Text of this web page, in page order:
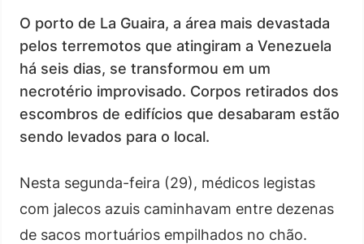
O porto de La Guaira, a área mais devastada
pelos terremotos que atingiram a Venezuela
há seis dias, se transformou em um
necrotério improvisado. Corpos retirados dos
escombros de edifícios que desabaram estão
sendo levados para o local.
Nesta segunda-feira (29), médicos legistas
com jalecos azuis caminhavam entre dezenas
de sacos mortuários empilhados no chão.